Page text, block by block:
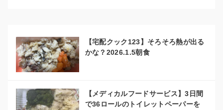
【宅配クック123】そろそろ熱が出る
かな？2026.1.5朝食
【メディカルフードサービス】3日間
で36ロールのトイレットペーパーを